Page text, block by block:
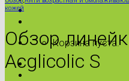
Корзина пуста.
кожей
Обзор
Acglicolic S